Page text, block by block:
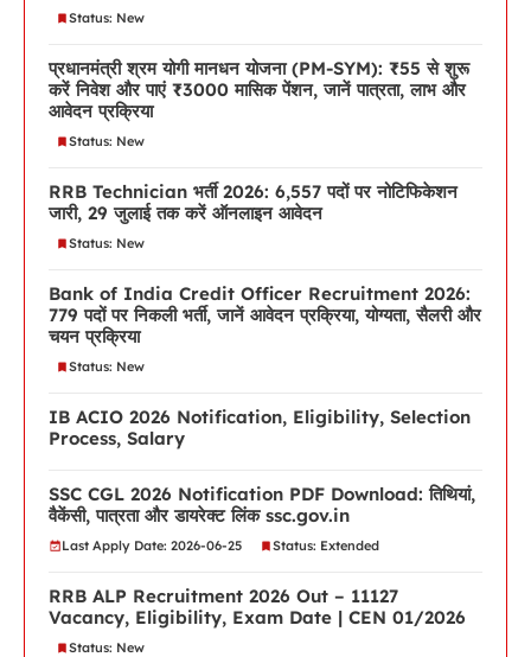
Status: New
प्रधानमंत्री श्रम योगी मानधन योजना (PM-SYM): ₹55 से शुरू
करें निवेश और पाएं ₹3000 मासिक पेंशन, जानें पात्रता, लाभ और
आवेदन प्रक्रिया
Status: New
RRB Technician भर्ती 2026: 6,557 पदों पर नोटिफिकेशन
जारी, 29 जुलाई तक करें ऑनलाइन आवेदन
Status: New
Bank of India Credit Officer Recruitment 2026:
779 पदों पर निकली भर्ती, जानें आवेदन प्रक्रिया, योग्यता, सैलरी और
चयन प्रक्रिया
Status: New
IB ACIO 2026 Notification, Eligibility, Selection
Process, Salary
SSC CGL 2026 Notification PDF Download: तिथियां,
वैकेंसी, पात्रता और डायरेक्ट लिंक ssc.gov.in
Last Apply Date: 2026-06-25 Status: Extended
RRB ALP Recruitment 2026 Out – 11127
Vacancy, Eligibility, Exam Date | CEN 01/2026
Status: New